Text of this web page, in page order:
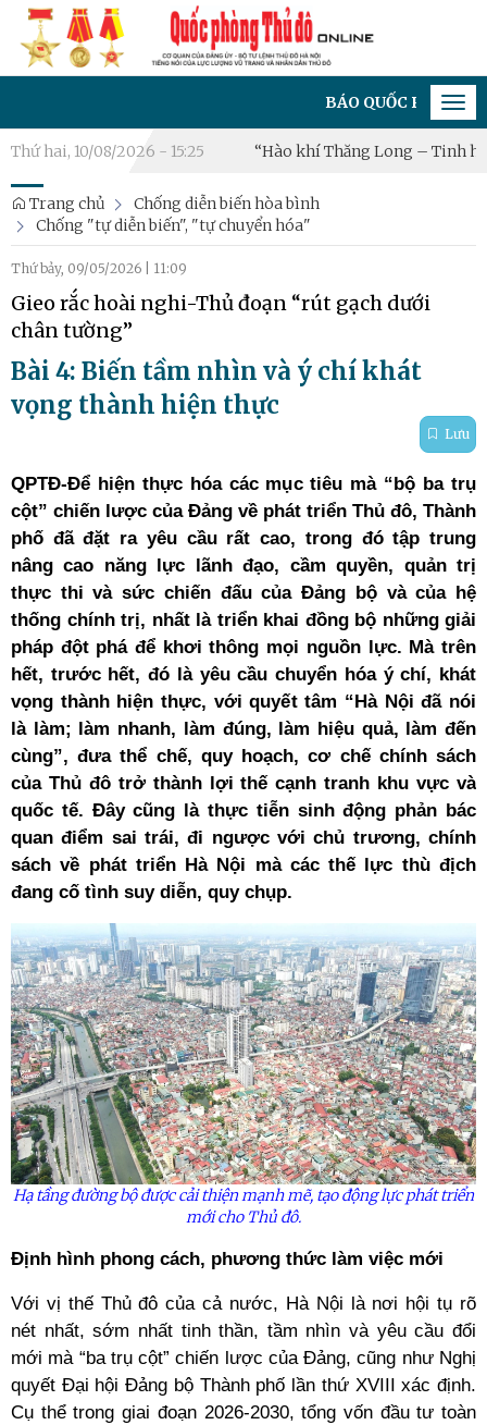
BÁO QUỐC PHÒNG THỦ ĐÔ
Thứ hai, 10/08/2026 - 15:25
Quốc tế Hà Nội 2026: “Hào khí Thăng Long – Tinh hoa võ
Trang chủ
Chống diễn biến hòa bình
Chống "tự diễn biến", "tự chuyển hóa"
Thứ bảy, 09/05/2026 11:09
Gieo rắc hoài nghi-Thủ đoạn “rút gạch dưới
chân tường”
Bài 4: Biến tầm nhìn và ý chí khát
vọng thành hiện thực
Lưu
QPTĐ-Để hiện thực hóa các mục tiêu mà “bộ ba trụ
cột” chiến lược của Đảng về phát triển Thủ đô, Thành
phố đã đặt ra yêu cầu rất cao, trong đó tập trung
nâng cao năng lực lãnh đạo, cầm quyền, quản trị
thực thi và sức chiến đấu của Đảng bộ và của hệ
thống chính trị, nhất là triển khai đồng bộ những giải
pháp đột phá để khơi thông mọi nguồn lực. Mà trên
hết, trước hết, đó là yêu cầu chuyển hóa ý chí, khát
vọng thành hiện thực, với quyết tâm “Hà Nội đã nói
là làm; làm nhanh, làm đúng, làm hiệu quả, làm đến
cùng”, đưa thể chế, quy hoạch, cơ chế chính sách
của Thủ đô trở thành lợi thế cạnh tranh khu vực và
quốc tế. Đây cũng là thực tiễn sinh động phản bác
quan điểm sai trái, đi ngược với chủ trương, chính
sách về phát triển Hà Nội mà các thế lực thù địch
đang cố tình suy diễn, quy chụp.
Hạ tầng đường bộ được cải thiện mạnh mẽ, tạo động lực phát triển
mới cho Thủ đô.
Định hình phong cách, phương thức làm việc mới
Với vị thế Thủ đô của cả nước, Hà Nội là nơi hội tụ rõ
nét nhất, sớm nhất tinh thần, tầm nhìn và yêu cầu đổi
mới mà “ba trụ cột” chiến lược của Đảng, cũng như Nghị
quyết Đại hội Đảng bộ Thành phố lần thứ XVIII xác định.
Cụ thể trong giai đoạn 2026-2030, tổng vốn đầu tư toàn